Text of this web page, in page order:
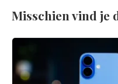
Misschien vind je